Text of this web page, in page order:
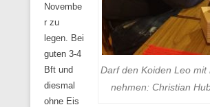
Darf den Koiden Leo mit
nehmen: Christian
Novembe
r zu
legen. Bei
guten 3-4
Bft und
diesmal
ohne Eis